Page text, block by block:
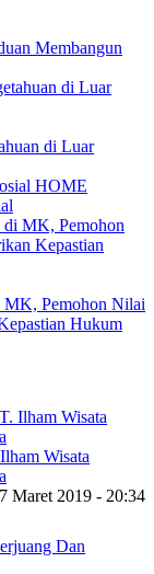
Membangun
di Luar
HOME
MK, Pemohon Nilai
Hukum
Wisata
Maret 2019 - 20:34